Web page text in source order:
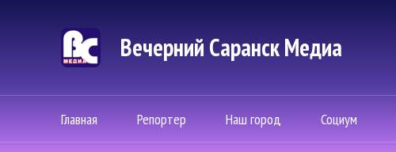
Вечерний Саранск Mедиа
Главная Репортер Наш город Социум